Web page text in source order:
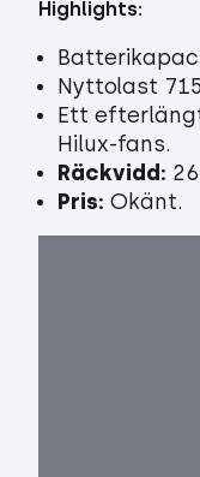
Highlights:
Nyttolast
Ett
Hilux-fans.
Räckvidd:
Pris: Okänt.